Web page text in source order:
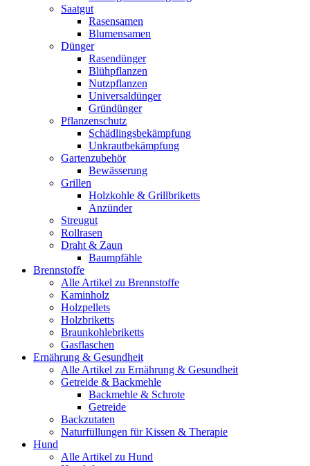
Saatgut
Rasensamen
Blumensamen
Dünger
Rasendünger
Blühpflanzen
Nutzpflanzen
Universaldünger
Gründünger
Pflanzenschutz
Schädlingsbekämpfung
Unkrautbekämpfung
Gartenzubehör
Bewässerung
Grillen
Holzkohle & Grillbriketts
Anzünder
Streugut
Rollrasen
Draht & Zaun
Baumpfähle
Brennstoffe
Alle Artikel zu Brennstoffe
Kaminholz
Holzpellets
Holzbriketts
Braunkohlebriketts
Gasflaschen
Ernährung & Gesundheit
Alle Artikel zu Ernährung & Gesundheit
Getreide & Backmehle
Backmehle & Schrote
Getreide
Backzutaten
Naturfüllungen für Kissen & Therapie
Hund
Alle Artikel zu Hund